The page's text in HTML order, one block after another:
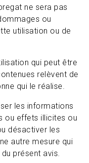
ne sera pas
ou
utilisation ou de
qui peut être
relèvent de
qui le réalise.
les informations
ou effets illicites ou
désactiver les
autre mesure qui
présent avis.